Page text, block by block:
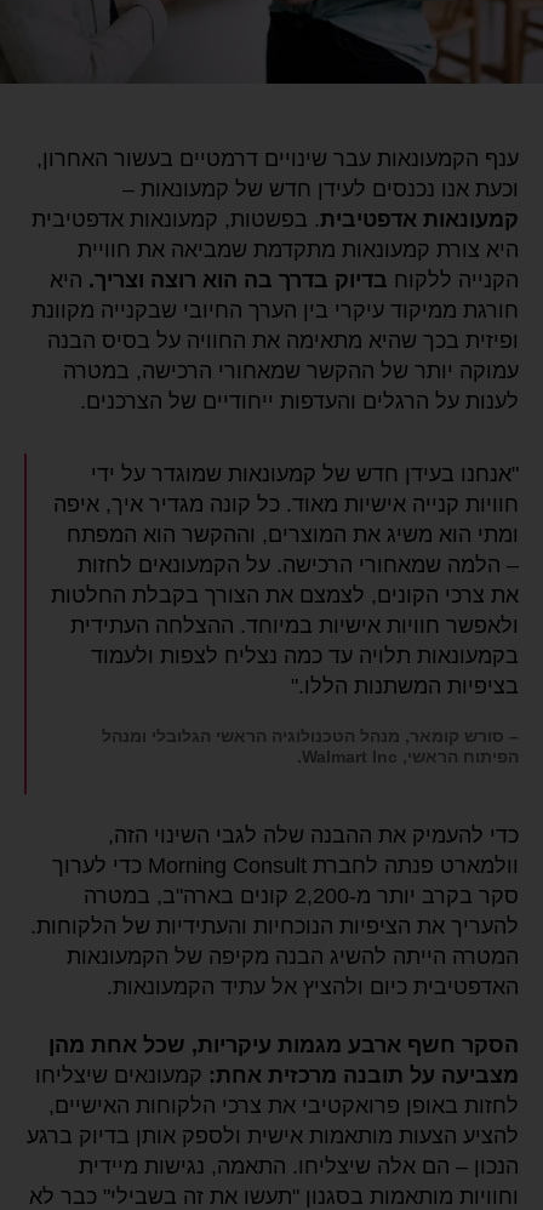
ענף הקמעונאות עבר שינויים דרמטיים בעשור האחרון,
וכעת אנו נכנסים לעידן חדש של קמעונאות –
קמעונאות אדפטיבית. בפשטות, קמעונאות אדפטיבית
היא צורת קמעונאות מתקדמת שמביאה את חוויית
הקנייה ללקוח בדיוק בדרך בה הוא רוצה וצריך. היא
חורגת ממיקוד עיקרי בין הערך החיובי שבקנייה מקוונת
ופיזית בכך שהיא מתאימה את החוויה על בסיס הבנה
עמוקה יותר של ההקשר שמאחורי הרכישה, במטרה
לענות על הרגלים והעדפות ייחודיים של הצרכנים.
"אנחנו בעידן חדש של קמעונאות שמוגדר על ידי
חוויות קנייה אישיות מאוד. כל קונה מגדיר איך, איפה
ומתי הוא משיג את המוצרים, וההקשר הוא המפתח
– הלמה שמאחורי הרכישה. על הקמעונאים לחזות
את צרכי הקונים, לצמצם את הצורך בקבלת החלטות
ולאפשר חוויות אישיות במיוחד. ההצלחה העתידית
בקמעונאות תלויה עד כמה נצליח לצפות ולעמוד
בציפיות המשתנות הללו."
– סורש קומאר, מנהל הטכנולוגיה הראשי הגלובלי ומנהל
הפיתוח הראשי, Walmart Inc.
כדי להעמיק את ההבנה שלה לגבי השינוי הזה,
וולמארט פנתה לחברת Morning Consult כדי לערוך
סקר בקרב יותר מ-2,200 קונים בארה"ב, במטרה
להעריך את הציפיות הנוכחיות והעתידיות של הלקוחות.
המטרה הייתה להשיג הבנה מקיפה של הקמעונאות
האדפטיבית כיום ולהציץ אל עתיד הקמעונאות.
הסקר חשף ארבע מגמות עיקריות, שכל אחת מהן
מצביעה על תובנה מרכזית אחת: קמעונאים שיצליחו
לחזות באופן פרואקטיבי את צרכי הלקוחות האישיים,
להציע הצעות מותאמות אישית ולספק אותן בדיוק ברגע
הנכון – הם אלה שיצליחו. התאמה, נגישות מיידית
וחוויות מותאמות בסגנון "תעשו את זה בשבילי" כבר לא